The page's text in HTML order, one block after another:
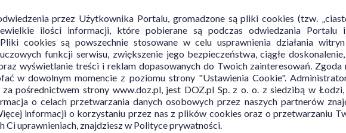
EyeVista Colors, miesięczne soczewki kolorowe, Blue, 2 szt.
przez Użytkownika Portalu, gromadzone są pliki cookies (tzw.
ilości informacji, które pobierane są podczas odwiedzania Portalu
cookies są powszechnie stosowane w celu usprawnienia działania
funkcji serwisu, zwiększenie jego bezpieczeństwa, ciągłe
wyświetlanie treści i reklam dopasowanych do Twoich zainteresowań.
w dowolnym momencie z poziomu strony "Ustawienia Cookie".
za pośrednictwem strony www.doz.pl, jest DOZ.pl Sp. z o. o. z siedzibą w
o celach przetwarzania danych osobowych przez naszych partnerów
informacji o korzystaniu przez nas z plików cookies oraz o przetwarzaniu
Ci uprawnieniach, znajdziesz w Polityce prywatności.